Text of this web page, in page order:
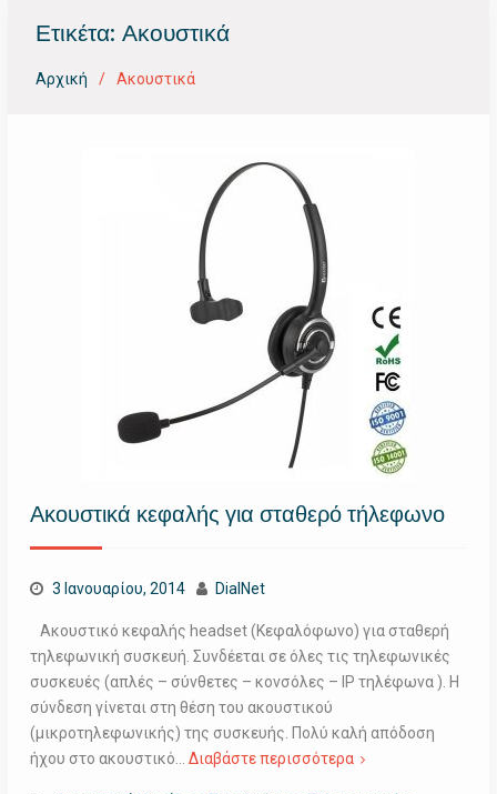
Ετικέτα: Ακουστικά
Αρχική Ακουστικά
Ακουστικά κεφαλής για σταθερό τήλεφωνο
3 Ιανουαρίου, 2014 DialNet
Ακουστικό κεφαλής headset (Κεφαλόφωνο) για σταθερή
τηλεφωνική συσκευή. Συνδέεται σε όλες τις τηλεφωνικές
συσκευές (απλές – σύνθετες – κονσόλες – IP τηλέφωνα ). Η
σύνδεση γίνεται στη θέση του ακουστικού
(μικροτηλεφωνικής) της συσκευής. Πολύ καλή απόδοση
ήχου στο ακουστικό… Διαβάστε περισσότερα